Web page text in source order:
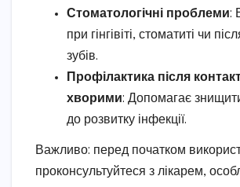
Стоматологічні проблеми:
при гінгівіті, стоматиті чи
зубів.
Профілактика після
хворими: Допомагає
до розвитку інфекції.
Важливо: перед початком
проконсультуйтеся з лікарем,